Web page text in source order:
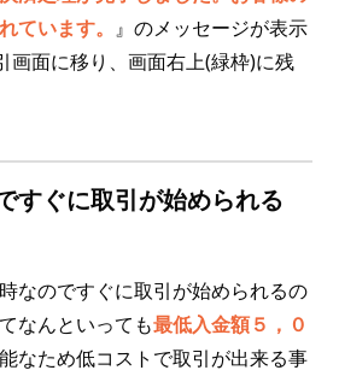
ています。 』のメッセージが表示
面に移り、画面右上(緑枠)に残
すぐに取引が始められる
なのですぐに取引が始められるの
なんといっても最低入金額５，０
なため低コストで取引が出来る事